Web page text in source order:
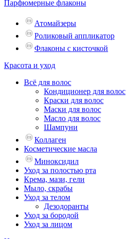
Парфюмерные флаконы
Атомайзеры
Роликовый аппликатор
Флаконы с кисточкой
Красота и уход
Всё для волос
Кондиционер для волос
Краски для волос
Маски для волос
Масло для волос
Шампуни
Коллаген
Косметические масла
Миноксидил
Уход за полостью рта
Крема, мази, гели
Мыло, скрабы
Уход за телом
Дезодоранты
Уход за бородой
Уход за лицом